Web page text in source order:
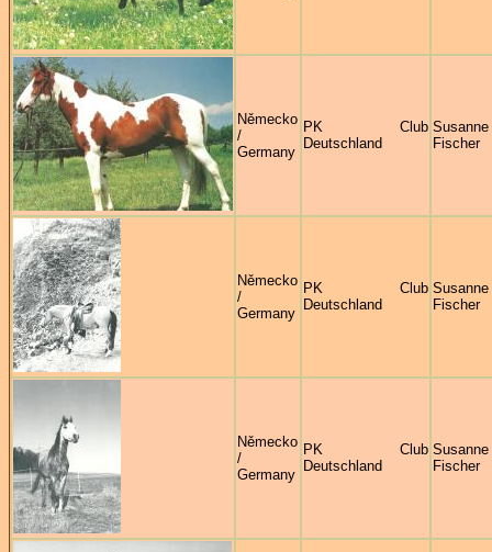
Německo
/
Germany
PK Club
Deutschland
Susanne
Fischer
Německo
/
Germany
PK Club
Deutschland
Susanne
Fischer
Německo
/
Germany
PK Club
Deutschland
Susanne
Fischer